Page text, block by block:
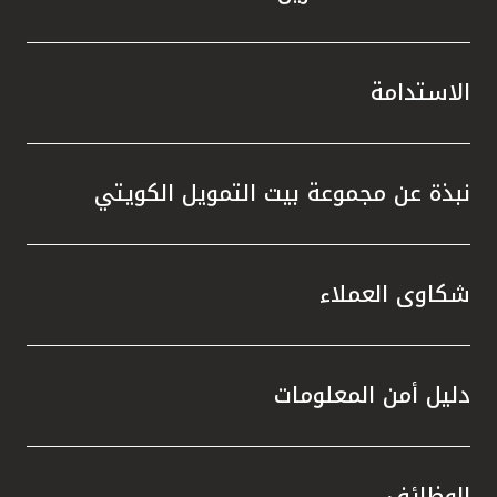
الاستدامة
نبذة عن مجموعة بيت التمويل الكويتي
شكاوى العملاء
دليل أمن المعلومات